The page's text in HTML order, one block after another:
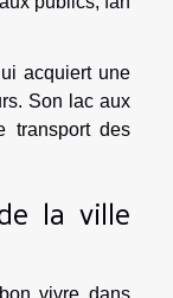
acquiert une
Son lac aux
transport des
la ville
vivre dans